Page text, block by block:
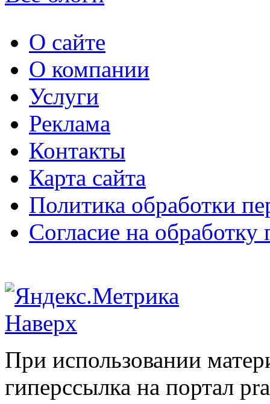
О сайте
О компании
Услуги
Реклама
Контакты
Карта сайта
Политика обработки
Согласие на
Наверх
При использовании
гиперссылка на портал